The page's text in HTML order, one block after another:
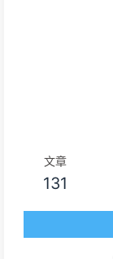
文章
131